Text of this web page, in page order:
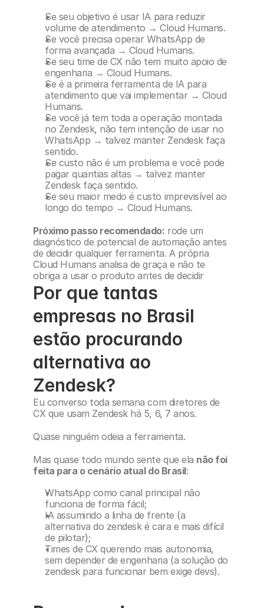
Se seu objetivo é usar IA para reduzir
volume de atendimento → Cloud Humans.
Se você precisa operar WhatsApp de
forma avançada → Cloud Humans.
Se seu time de CX não tem muito apoio de
engenharia → Cloud Humans.
Se é a primeira ferramenta de IA para
atendimento que vai implementar → Cloud
Humans.
Se você já tem toda a operação montada
no Zendesk, não tem intenção de usar no
WhatsApp → talvez manter Zendesk faça
sentido.
Se custo não é um problema e você pode
pagar quantias altas → talvez manter
Zendesk faça sentido.
Se seu maior medo é custo imprevisível ao
longo do tempo → Cloud Humans.
Próximo passo recomendado: rode um
diagnóstico de potencial de automação antes
de decidir qualquer ferramenta. A própria
Cloud Humans analisa de graça e não te
obriga a usar o produto antes de decidir
Por que tantas
empresas no Brasil
estão procurando
alternativa ao
Zendesk?
Eu converso toda semana com diretores de
CX que usam Zendesk há 5, 6, 7 anos.
Quase ninguém odeia a ferramenta.
Mas quase todo mundo sente que ela não foi
feita para o cenário atual do Brasil:
WhatsApp como canal principal não
funciona de forma fácil;
IA assumindo a linha de frente (a
alternativa do zendesk é cara e mais difícil
de pilotar);
Times de CX querendo mais autonomia,
sem depender de engenharia (a solução do
zendesk para funcionar bem exige devs).